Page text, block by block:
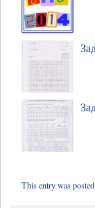
This entry was